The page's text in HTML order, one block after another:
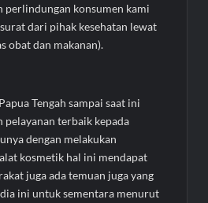
perlindungan konsumen kami
dari pihak kesehatan lewat
obat dan makanan).
Tengah sampai saat ini
pelayanan terbaik kepada
dengan melakukan
kosmetik hal ini mendapat
juga ada temuan juga yang
ini untuk sementara menurut